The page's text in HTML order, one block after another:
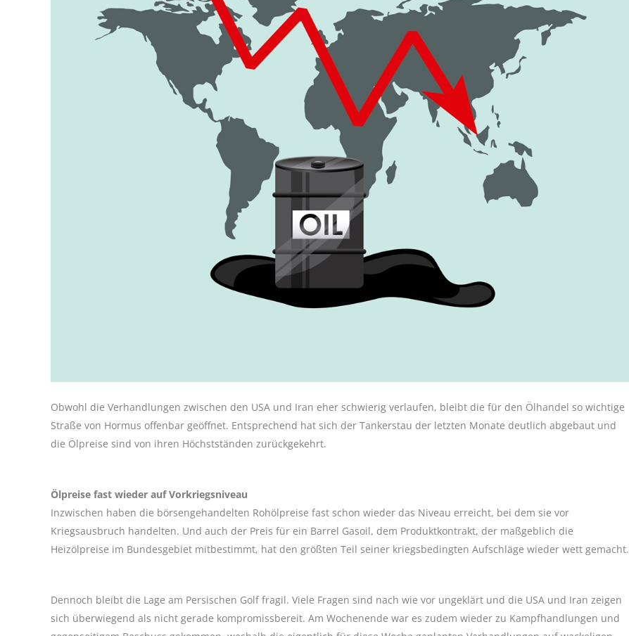
Obwohl die Verhandlungen zwischen den USA und Iran eher schwierig verlaufen, bleibt die für den Ölhandel so wichtige
Straße von Hormus offenbar geöffnet. Entsprechend hat sich der Tankerstau der letzten Monate deutlich abgebaut und
die Ölpreise sind von ihren Höchstständen zurückgekehrt.
Ölpreise fast wieder auf Vorkriegsniveau
Inzwischen haben die börsengehandelten Rohölpreise fast schon wieder das Niveau erreicht, bei dem sie vor
Kriegsausbruch handelten. Und auch der Preis für ein Barrel Gasoil, dem Produktkontrakt, der maßgeblich die
Heizölpreise im Bundesgebiet mitbestimmt, hat den größten Teil seiner kriegsbedingten Aufschläge wieder wett gemacht.
Dennoch bleibt die Lage am Persischen Golf fragil. Viele Fragen sind nach wie vor ungeklärt und die USA und Iran zeigen
sich überwiegend als nicht gerade kompromissbereit. Am Wochenende war es zudem wieder zu Kampfhandlungen und